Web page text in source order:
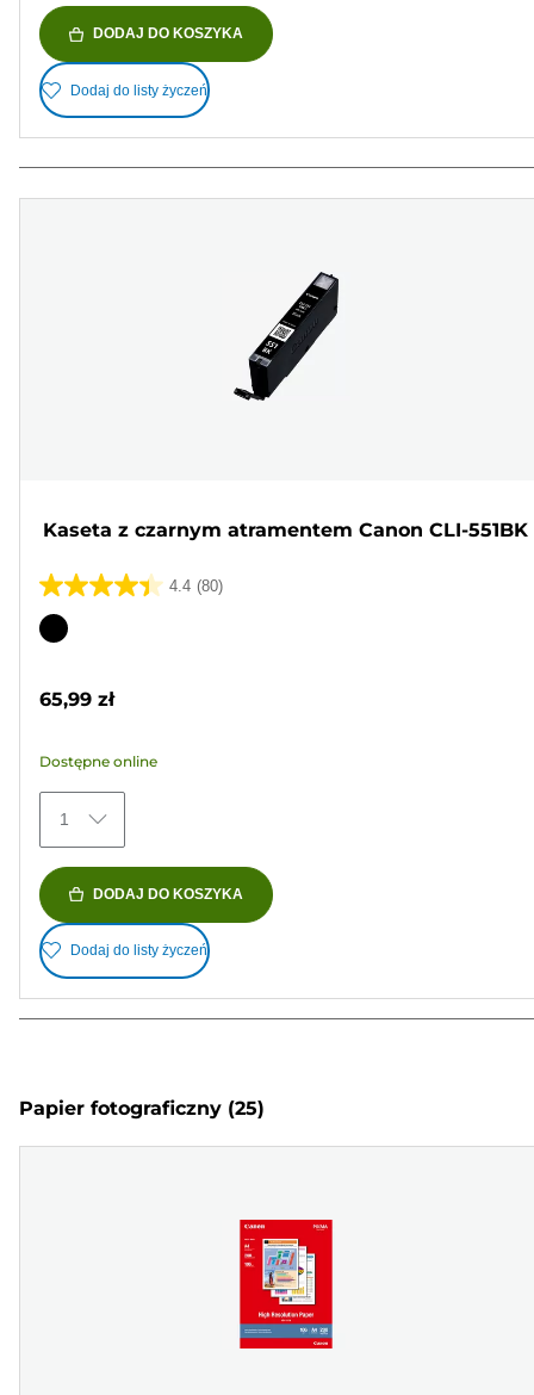
DODAJ DO KOSZYKA
Dodaj do listy życzeń
Kaseta z czarnym atramentem Canon CLI-551BK
4.4 (80)
4.4
na
80
Wkład
65,99 zł
Dostępne online
1
DODAJ DO KOSZYKA
Dodaj do listy życzeń
Papier fotograficzny (25)